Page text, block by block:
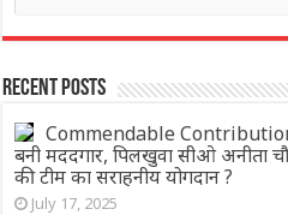
Recent Posts
Commendable Contribution
बनी मददगार, पिलखुवा सीओ अनीता
की टीम का सराहनीय योगदान ?
July 17, 2025